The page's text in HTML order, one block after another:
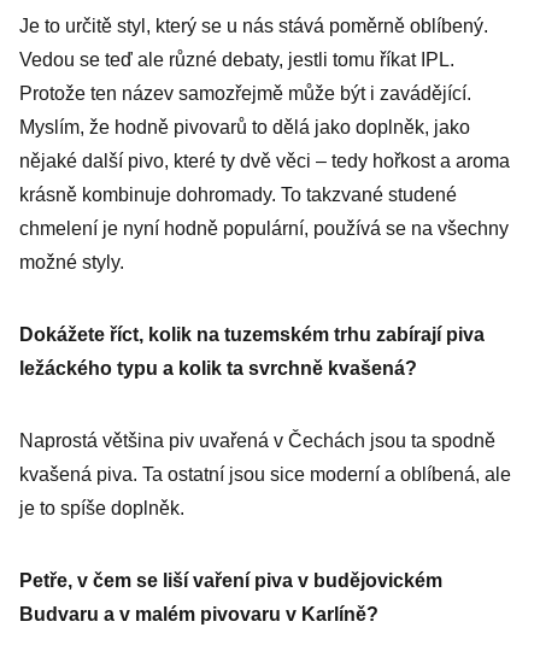
Je to určitě styl, který se u nás stává poměrně oblíbený.
Vedou se teď ale různé debaty, jestli tomu říkat IPL.
Protože ten název samozřejmě může být i zavádějící.
Myslím, že hodně pivovarů to dělá jako doplněk, jako
nějaké další pivo, které ty dvě věci – tedy hořkost a aroma
krásně kombinuje dohromady. To takzvané studené
chmelení je nyní hodně populární, používá se na všechny
možné styly.
Dokážete říct, kolik na tuzemském trhu zabírají piva
ležáckého typu a kolik ta svrchně kvašená?
Naprostá většina piv uvařená v Čechách jsou ta spodně
kvašená piva. Ta ostatní jsou sice moderní a oblíbená, ale
je to spíše doplněk.
Petře, v čem se liší vaření piva v budějovickém
Budvaru a v malém pivovaru v Karlíně?